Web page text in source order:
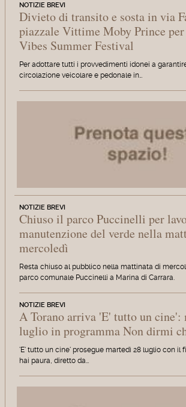
NOTIZIE BREVI
Divieto di transito e sosta in via
piazzale Vittime Moby Prince
Vibes Summer Festival
Per adottare tutti i provvedimenti idonei a
circolazione veicolare e pedonale in…
NOTIZIE BREVI
Chiuso il parco Puccinelli per
manutenzione del verde nella
mercoledì
Resta chiuso al pubblico nella mattinata di
parco comunale Puccinelli a Marina di Carrara.
NOTIZIE BREVI
A Torano arriva 'E' tutto un cine':
luglio in programma Non dirmi
'E' tutto un cine' prosegue martedì 28 luglio con il
hai paura, diretto da…